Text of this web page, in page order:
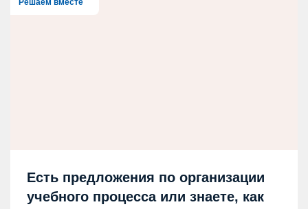
Есть предложения по организации
учебного процесса или знаете, как